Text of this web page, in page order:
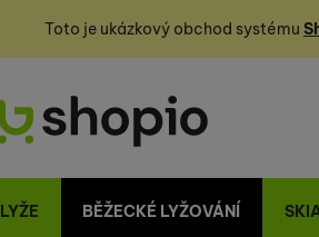
Toto je ukázkový obchod systému
LYŽE BĚŽECKÉ LYŽOVÁNÍ